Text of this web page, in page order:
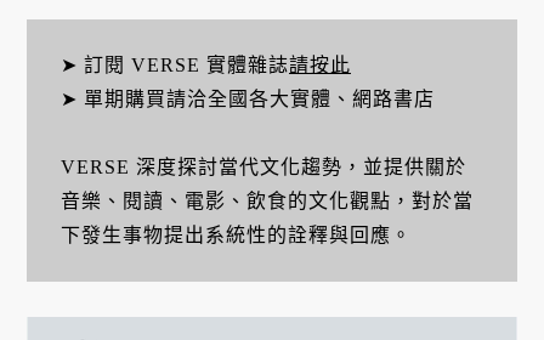
➤ 訂閱 VERSE 實體雜誌請按此
➤ 單期購買請洽全國各大實體、網路書店
VERSE 深度探討當代文化趨勢，並提供關於
音樂、閱讀、電影、飲食的文化觀點，對於當
下發生事物提出系統性的詮釋與回應。